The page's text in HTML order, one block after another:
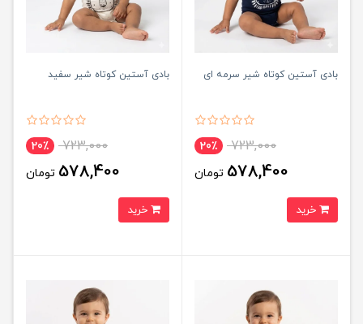
بادی آستین کوتاه شیر سرمه ای
723,000 20٪
578,400 تومان
بادی آستین کوتاه شیر سفید
723,000 20٪
578,400 تومان